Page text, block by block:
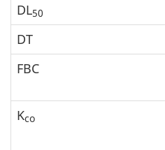
DL50
DT
FBC
Kco